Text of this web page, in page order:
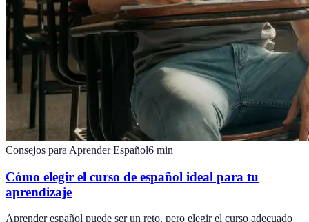
Consejos para Aprender Español6 min
Cómo elegir el curso de español ideal para tu
aprendizaje
Aprender español puede ser un reto, pero elegir el curso adecuado